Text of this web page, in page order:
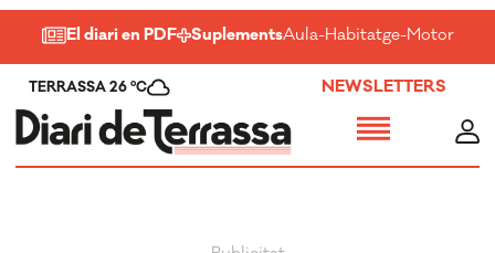
El diari en PDF SuplementsAula-Habitatge-Motor-
TERRASSA 26 ºC NEWSLETTERS